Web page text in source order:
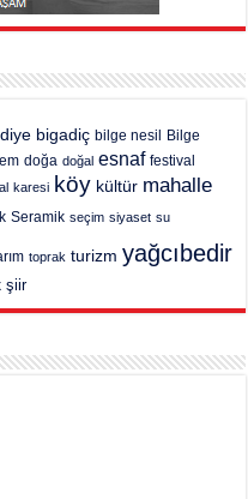
bigadiç bilge nesil
Bilge
doğa doğal esnaf festival
karesi köy kültür mahalle
Seramik seçim siyaset su
toprak turizm yağcıbedir
şiir